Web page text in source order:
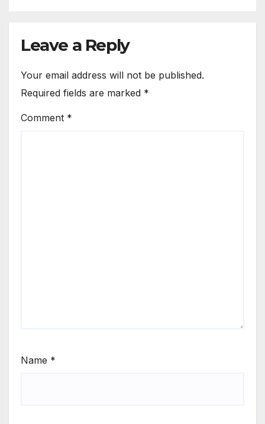
Leave a Reply
Your email address will not be published.
Required fields are marked *
Comment *
Name *